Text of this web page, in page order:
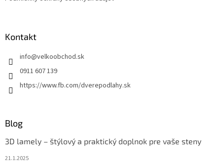
Kontakt
info@velkoobchod.sk
0911 607 139
https://www.fb.com/dverepodlahy.sk
Blog
3D lamely – štýlový a praktický doplnok pre vaše steny
21.1.2025